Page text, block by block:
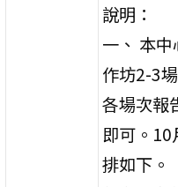
說明：
一、 本
作坊2-3
各場次報
即可。10
排如下。